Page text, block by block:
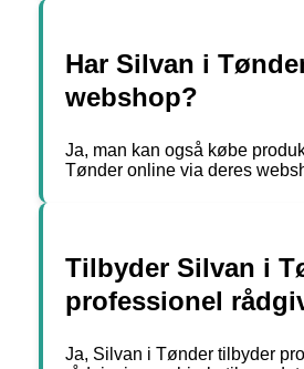
Har Silvan i
webshop?
Ja, man kan også købe
Tønder online via deres
Tilbyder Silvan i
professionel
Ja, Silvan i Tønder tilbyder